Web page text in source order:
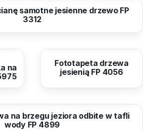
samotne jesienne drzewo FP
3312
na
od40,96 zł
Fototapeta drzewa
jesienią FP 4056
na brzegu jeziora odbite w tafli
wody FP 4899